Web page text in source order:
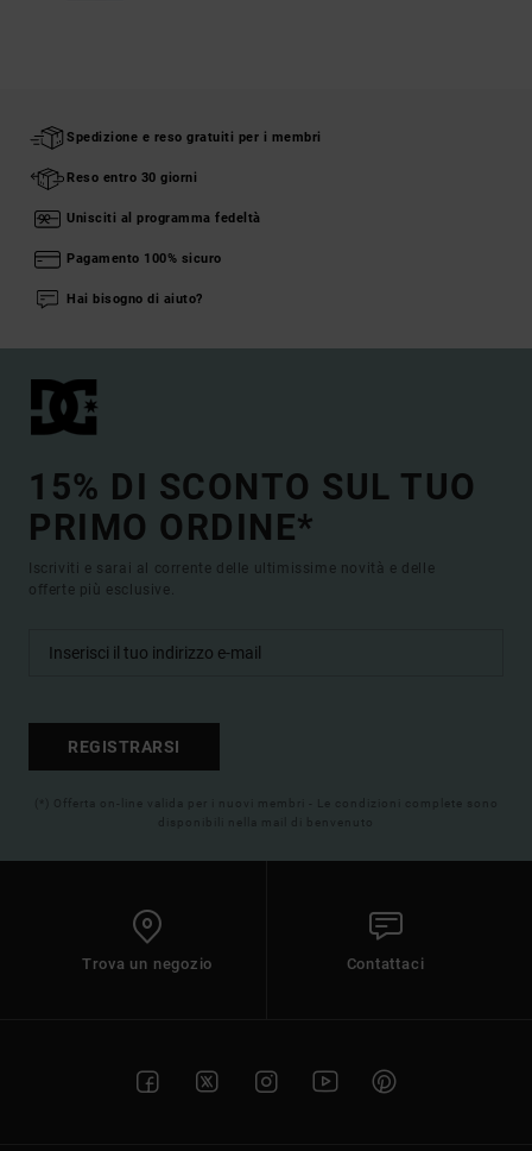
Spedizione e reso gratuiti per i membri
Reso entro 30 giorni
Unisciti al programma fedeltà
Pagamento 100% sicuro
Hai bisogno di aiuto?
15% DI SCONTO SUL TUO
PRIMO ORDINE*
Iscriviti e sarai al corrente delle ultimissime novità e delle
offerte più esclusive.
REGISTRARSI
(*) Offerta on-line valida per i nuovi membri - Le condizioni complete sono
disponibili nella mail di benvenuto
Trova un negozio Contattaci